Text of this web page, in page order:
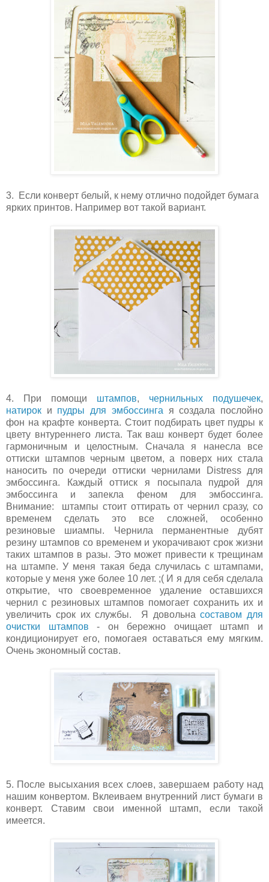
3. Если конверт белый, к нему отлично подойдет бумага
ярких принтов. Например вот такой вариант.
4. При помощи штампов, чернильных подушечек,
натирок и пудры для эмбоссинга я создала послойно
фон на крафте конверта. Стоит подбирать цвет пудры к
цвету внтуреннего листа. Так ваш конверт будет более
гармоничным и целостным. Сначала я нанесла все
оттиски штампов черным цветом, а поверх них стала
наносить по очереди оттиски чернилами Distress для
эмбоссинга. Каждый оттиск я посыпала пудрой для
эмбоссинга и запекла феном для эмбоссинга.
Внимание: штампы стоит оттирать от чернил сразу, со
временем сделать это все сложней, особенно
резиновые шиампы. Чернила перманентные дубят
резину штампов со временем и укорачивают срок жизни
таких штампов в разы. Это может привести к трещинам
на штампе. У меня такая беда случилась с штампами,
которые у меня уже более 10 лет. ;( И я для себя сделала
открытие, что своевременное удаление оставшихся
чернил с резиновых штампов помогает сохранить их и
увеличить срок их службы. Я довольнасоставом для
очистки штампов - он бережно очищает штамп и
кондиционирует его, помогаея оставаться ему мягким.
Очень экономный состав.
5. После высыхания всех слоев, завершаем работу над
нашим конвертом. Вклеиваем внутренний лист бумаги в
конверт. Ставим свои именной штамп, если такой
имеется.